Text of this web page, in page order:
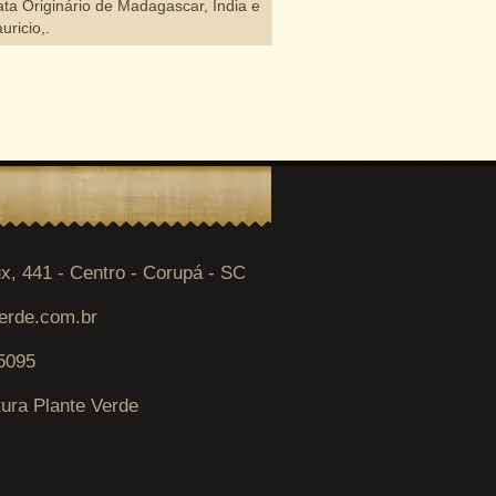
Originário de Madagascar, Índia e
441 - Centro - Corupá - SC
Plante Verde